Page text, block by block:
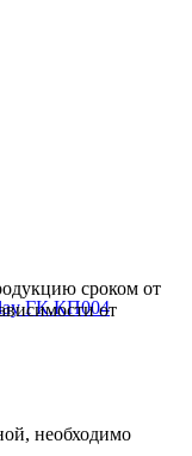
сроком от
от
необходимо